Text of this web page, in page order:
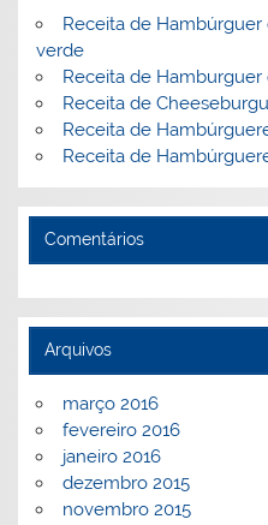
Receita de
verde
Receita de
Receita de
Receita de
Receita de
Comentários
Arquivos
março 2016
fevereiro 2016
janeiro 2016
dezembro 2015
novembro 2015